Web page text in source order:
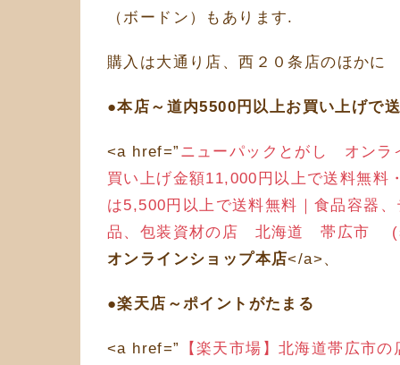
（ボードン）もあります.
購入は大通り店、西２０条店のほかに
●本店～道内5500円以上お買い上げで
<a href=” ニューパックとがし オンラ
買い上げ金額11,000円以上で送料無料
は5,500円以上で送料無料｜食品容器
品、包装資材の店 北海道 帯広市
オンラインショップ本店</a>、
●楽天店～ポイントがたまる
<a href=”
【楽天市場】北海道帯広市